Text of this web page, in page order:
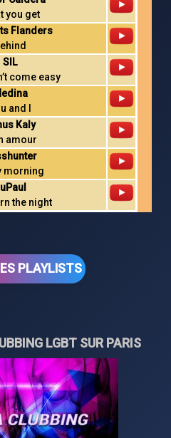
you get
Flanders
SIL
come easy
and I
Kaly
amour
morning
the night
PLAYLISTS
LGBT SUR PARIS